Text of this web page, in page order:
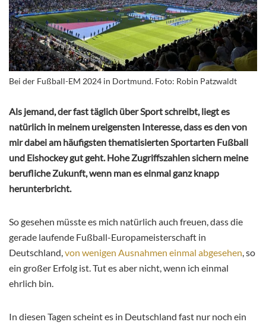
Bei der Fußball-EM 2024 in Dortmund. Foto: Robin Patzwaldt
Als jemand, der fast täglich über Sport schreibt, liegt es
natürlich in meinem ureigensten Interesse, dass es den von
mir dabei am häufigsten thematisierten Sportarten Fußball
und Eishockey gut geht. Hohe Zugriffszahlen sichern meine
berufliche Zukunft, wenn man es einmal ganz knapp
herunterbricht.
So gesehen müsste es mich natürlich auch freuen, dass die
gerade laufende Fußball-Europameisterschaft in
Deutschland,von wenigen Ausnahmen einmal abgesehen, so
ein großer Erfolg ist. Tut es aber nicht, wenn ich einmal
ehrlich bin.
In diesen Tagen scheint es in Deutschland fast nur noch ein